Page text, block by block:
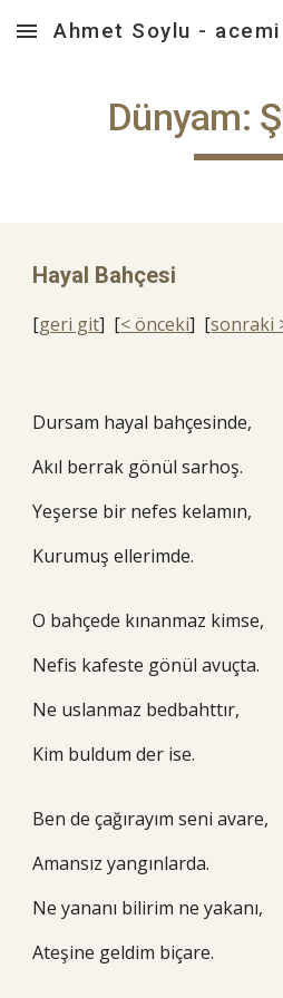
Skip to main content
Ahmet Soylu - acemi
Dünyam:
Hayal Bahçesi
[geri git] [< önceki] [sonraki
Dursam hayal bahçesinde,
Akıl berrak gönül sarhoş.
Yeşerse bir nefes kelamın,
Kurumuş ellerimde.
O bahçede kınanmaz kimse,
Nefis kafeste gönül avuçta.
Ne uslanmaz bedbahttır,
Kim buldum der ise.
Ben de çağırayım seni avare,
Amansız yangınlarda.
Ne yananı bilirim ne yakanı,
Ateşine geldim biçare.